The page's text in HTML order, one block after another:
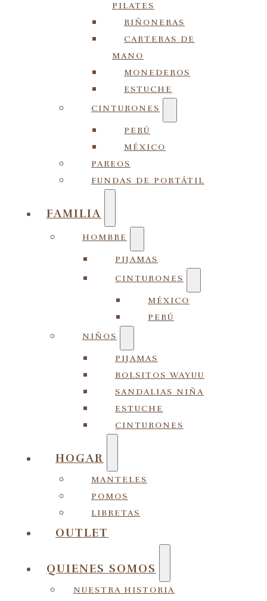
PILATES
RIÑONERAS
CARTERAS DE
MANO
MONEDEROS
ESTUCHE
CINTURONES
PERÚ
MÉXICO
PAREOS
FUNDAS DE PORTÁTIL
FAMILIA
HOMBRE
PIJAMAS
CINTURONES
MÉXICO
PERÚ
NIÑOS
PIJAMAS
BOLSITOS WAYUU
SANDALIAS NIÑA
ESTUCHE
CINTURONES
HOGAR
MANTELES
POMOS
LIBRETAS
OUTLET
QUIENES SOMOS
NUESTRA HISTORIA